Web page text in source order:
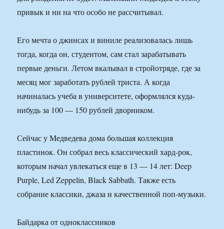
привык и ни на что особо не рассчитывал.
Его мечта о джинсах и виниле реализовалась лишь
тогда, когда он, студентом, сам стал зарабатывать
первые деньги. Летом вкалывал в стройотряде, где за
месяц мог заработать рублей триста. А когда
начиналась учеба в университете, оформлялся куда-
нибудь за 100 — 150 рублей дворником.
Сейчас у Медведева дома большая коллекция
пластинок. Он собрал весь классический хард-рок,
которым начал увлекаться еще в 13 — 14 лет: Deep
Purple, Led Zeppelin, Black Sabbath. Также есть
собрание классики, джаза и качественной поп-музыки.
Байдарка от одноклассников